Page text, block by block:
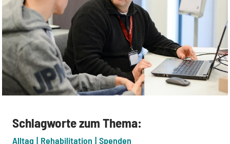
Schlagworte zum Thema:
Alltag Rehabilitation Spenden